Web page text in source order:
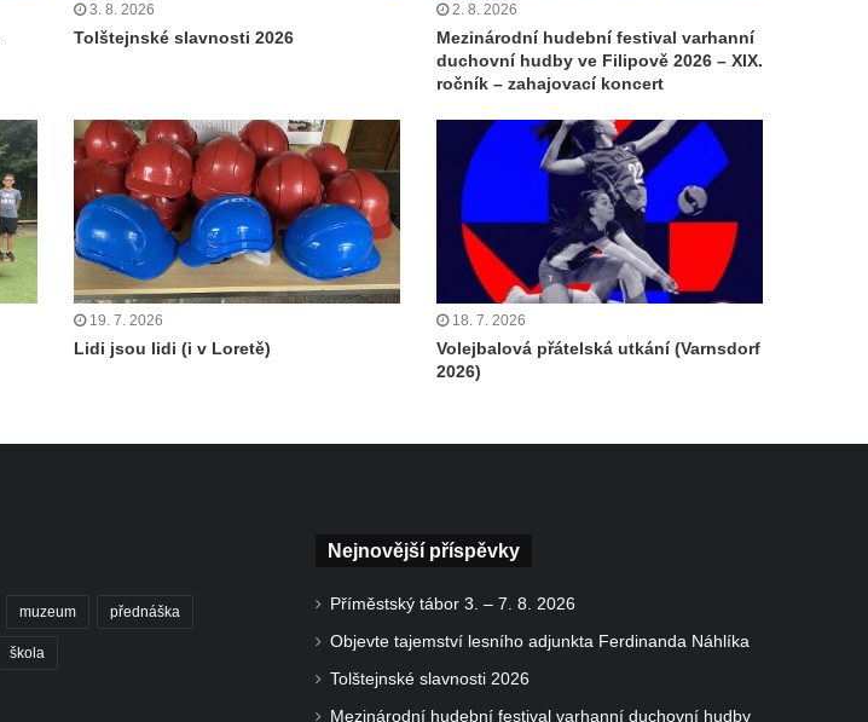
3. 8. 2026
Tolštejnské slavnosti 2026
2. 8. 2026
Mezinárodní hudební festival varhanní
duchovní hudby ve Filipově 2026 – XIX.
ročník – zahajovací koncert
19. 7. 2026
Lidi jsou lidi (i v Loretě)
18. 7. 2026
Volejbalová přátelská utkání (Varnsdorf
2026)
muzeum přednáška
škola
Nejnovější příspěvky
Příměstský tábor 3. – 7. 8. 2026
Objevte tajemství lesního adjunkta Ferdinanda Náhlíka
Tolštejnské slavnosti 2026
Mezinárodní hudební festival varhanní duchovní hudby